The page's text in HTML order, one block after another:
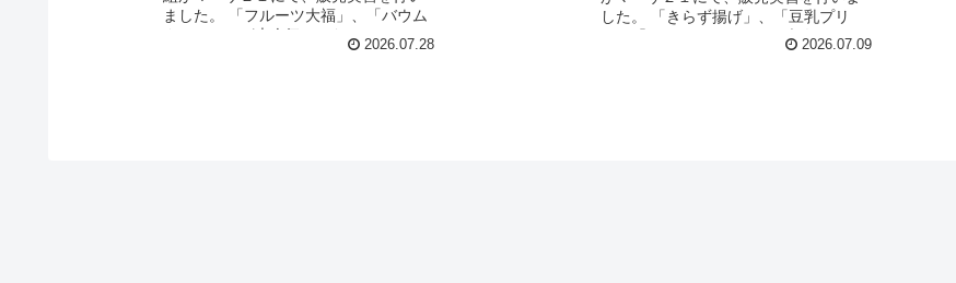
ました。 「フルーツ大福」、「バウム
クーヘン」が大人気でした。
2026.07.28
した。 「きらず揚げ」、「豆乳プリ
ン」「フルーツサンド」が大人気でし
2026.07.09